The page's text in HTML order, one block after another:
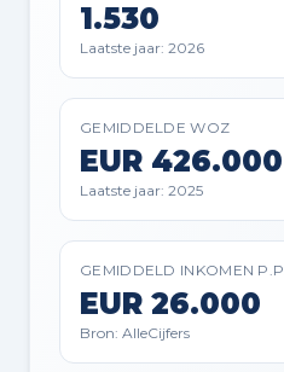
1.530
Laatste jaar: 2026
GEMIDDELDE WOZ
EUR 426.000
Laatste jaar: 2025
GEMIDDELD INKOMEN
EUR 26.000
Bron: AlleCijfers